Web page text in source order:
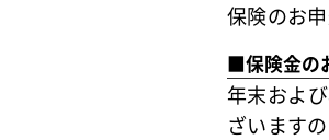
保険のお
■保険金の
年末およ
ざいます